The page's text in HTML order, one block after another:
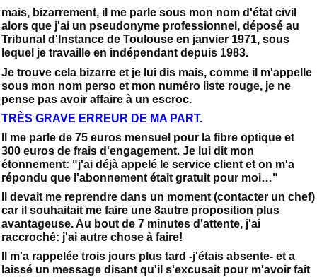
mais, bizarrement, il me parle sous mon nom d'état civil
alors que j'ai un pseudonyme professionnel, déposé au
Tribunal d'Instance de Toulouse en janvier 1971, sous
lequel je travaille en indépendant depuis 1983.
Je trouve cela bizarre et je lui dis mais, comme il m'appelle
sous mon nom perso et mon numéro liste rouge, je ne
pense pas avoir affaire à un escroc.
TRÈS GRAVE ERREUR DE MA PART.
Il me parle de 75 euros mensuel pour la fibre optique et
300 euros de frais d'engagement. Je lui dit mon
étonnement: "j'ai déjà appelé le service client et on m'a
répondu que l'abonnement était gratuit pour moi…"
Il devait me reprendre dans un moment (contacter un chef)
car il souhaitait me faire une 8autre proposition plus
avantageuse. Au bout de 7 minutes d'attente, j'ai
raccroché: j'ai autre chose à faire!
Il m'a rappelée trois jours plus tard -j'étais absente- et a
laissé un message disant qu'il s'excusait pour m'avoir fait